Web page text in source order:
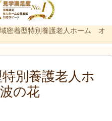
密着型特別養護老人ホーム オ
別養護老人ホ
の花